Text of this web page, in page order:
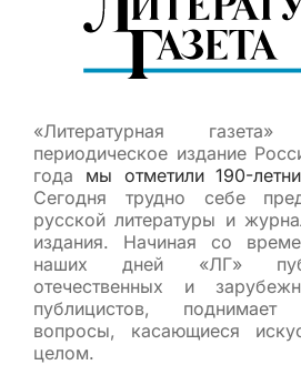
«Литературная
периодическое издание
года мы отметили 190-
Сегодня трудно себе
русской литературы и
издания. Начиная со
наших дней «ЛГ»
отечественных и
публицистов,
вопросы, касающиеся
целом.